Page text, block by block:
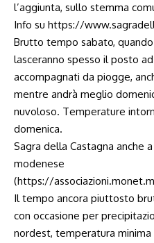
l’aggiunta, sullo stemma
Info su https://
Brutto tempo sabato,
lasceranno spesso il posto
accompagnati da piogge,
mentre andrà meglio
nuvoloso. Temperature
domenica.
Sagra della Castagna anche
modenese
(https://
Il tempo ancora piuttosto
con occasione per
nordest, temperatura minima